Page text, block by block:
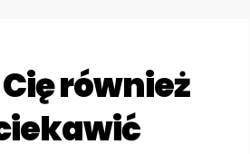
również